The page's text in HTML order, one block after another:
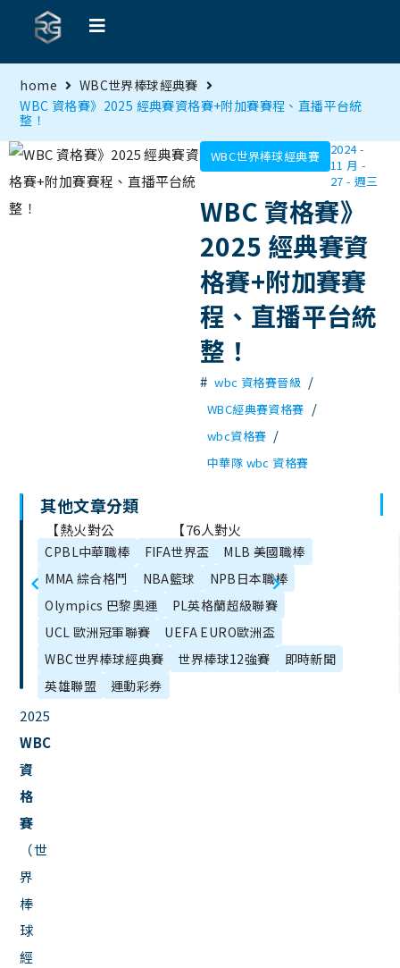
home
WBC世界棒球經典賽
WBC 資格賽》2025 經典賽資格賽+附加賽賽程、直播平台統
整！
WBC世界棒球經典賽
2024 -
11 月 -
27 - 週三
WBC 資格賽》
2025 經典賽資
格賽+附加賽賽
程、直播平台統
整！
# wbc 資格賽晉級 /
WBC經典賽資格賽 /
wbc資格賽 /
中華隊 wbc 資格賽
文
章
目
錄
2025
WBC
資
格
賽
（世
界
棒
球
經
【熱火對公
鹿】NBA直播
LIVE線上看、
11/27美國職籃
轉播
【76人對火
箭】NBA直播
LIVE線上看、
11/28美國職籃
轉播
其他文章分類
CPBL中華職棒 FIFA世界盃
MLB 美國職棒
MMA 綜合格鬥
NBA籃球
NPB日本職棒
Olympics 巴黎奧運
PL英格蘭超級聯賽
UCL 歐洲冠軍聯賽
UEFA EURO歐洲盃
WBC世界棒球經典賽
世界棒球12強賽
即時新聞
英雄聯盟
運動彩券